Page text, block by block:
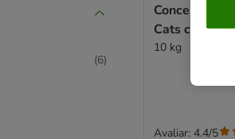
(6)
Concept for
Cats com
10 kg
Avaliar: 4.4/5